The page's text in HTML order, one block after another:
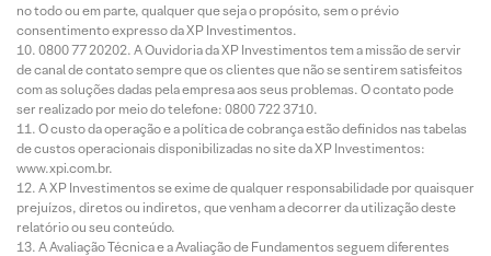
no todo ou em parte, qualquer que seja o propósito, sem o prévio
consentimento expresso da XP Investimentos.
0800 77 20202. A Ouvidoria da XP Investimentos tem a missão de servir
de canal de contato sempre que os clientes que não se sentirem satisfeitos
com as soluções dadas pela empresa aos seus problemas. O contato pode
ser realizado por meio do telefone: 0800 722 3710.
O custo da operação e a política de cobrança estão definidos nas tabelas
de custos operacionais disponibilizadas no site da XP Investimentos:
www.xpi.com.br.
A XP Investimentos se exime de qualquer responsabilidade por quaisquer
prejuízos, diretos ou indiretos, que venham a decorrer da utilização deste
relatório ou seu conteúdo.
A Avaliação Técnica e a Avaliação de Fundamentos seguem diferentes